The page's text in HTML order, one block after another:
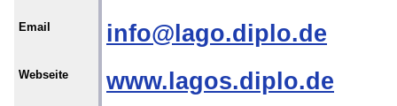
Email info@lago.diplo.de
Webseite www.lagos.diplo.de